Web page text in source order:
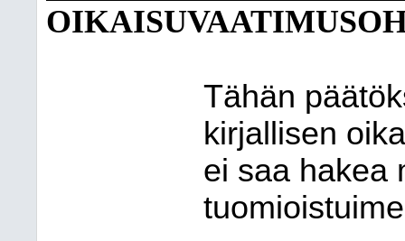
Tähän
kirjallisen
ei saa hakea